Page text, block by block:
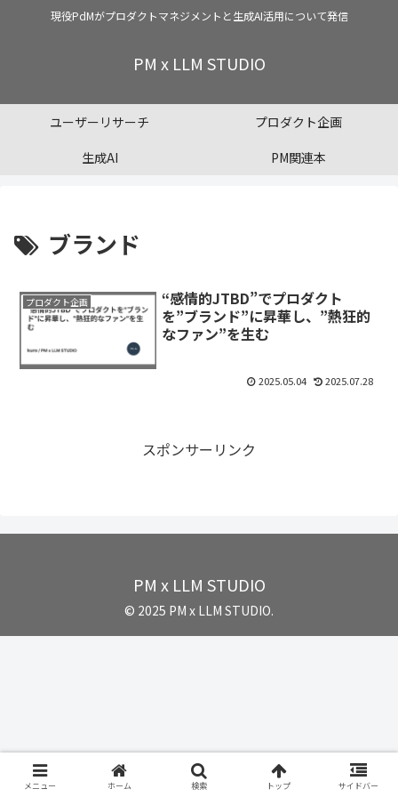
現役PdMがプロダクトマネジメントと生成AI活用について発信
PM x LLM STUDIO
ユーザーリサーチ
プロダクト企画
生成AI
PM関連本
ブランド
プロダクト企画
“感情的JTBD”でプロダクト
を”ブランド”に昇華し、”熱狂的
なファン”を生む
2025.05.04 2025.07.28
スポンサーリンク
PM x LLM STUDIO
© 2025 PM x LLM STUDIO.
メニュー ホーム 検索 トップ サイドバー